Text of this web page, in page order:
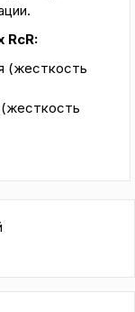
RcR:
(жесткость
(жесткость